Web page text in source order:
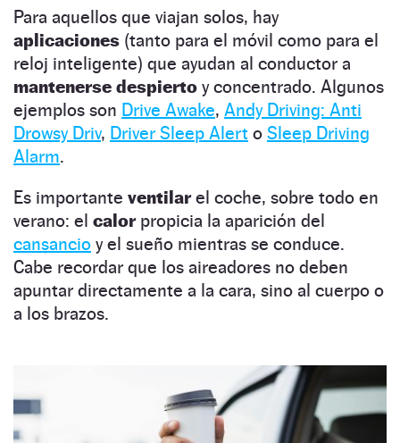
Para aquellos que viajan solos, hay
aplicaciones (tanto para el móvil como para el
reloj inteligente) que ayudan al conductor a
mantenerse despierto y concentrado. Algunos
ejemplos son Drive Awake, Andy Driving: Anti
Drowsy Driv, Driver Sleep Alert o Sleep Driving
Alarm.
Es importante ventilarel coche, sobre todo en
verano: el calor propicia la aparición del
cansancio y el sueño mientras se conduce.
Cabe recordar que los aireadores no deben
apuntar directamente a la cara, sino al cuerpo o
a los brazos.